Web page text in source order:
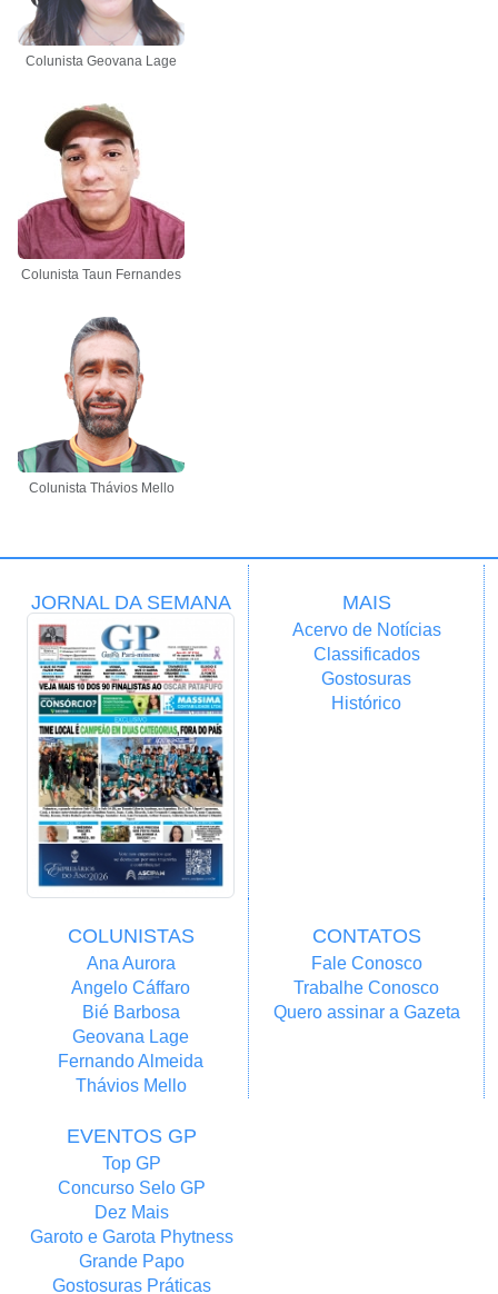
Colunista Geovana Lage
Colunista Taun Fernandes
Colunista Thávios Mello
JORNAL DA SEMANA MAIS
Acervo de Notícias
Classificados
Gostosuras
Histórico
COLUNISTAS
Ana Aurora
Angelo Cáffaro
Bié Barbosa
Geovana Lage
Fernando Almeida
Thávios Mello
CONTATOS
Fale Conosco
Trabalhe Conosco
Quero assinar a Gazeta
EVENTOS GP
Top GP
Concurso Selo GP
Dez Mais
Garoto e Garota Phytness
Grande Papo
Gostosuras Práticas